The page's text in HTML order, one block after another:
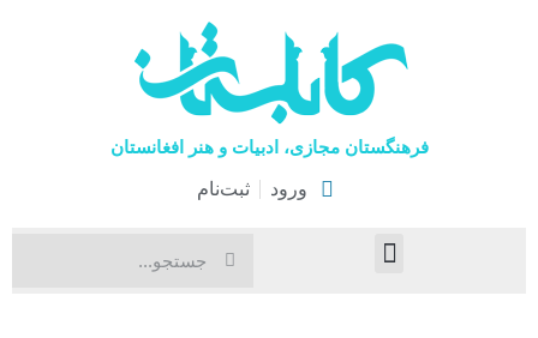
فرهنگستان مجازی، ادبیات و هنر افغانستان
ورود ثبت‌نام